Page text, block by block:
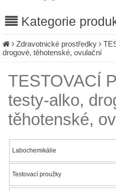
Kategorie
Zdravotnické prostředky
drogové, těhotenské, ovulační
TESTOVACÍ
testy-alko,
těhotenské,
Labochemikálie
Testovací proužky